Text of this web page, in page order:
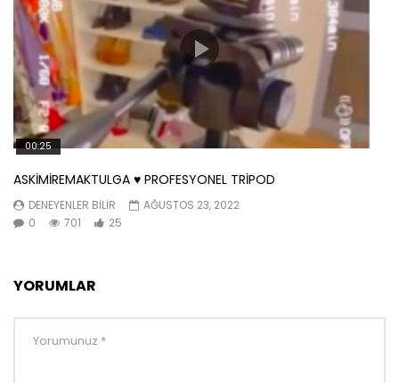
00:25
ASKİMİREMAKTULGA ♥️ PROFESYONEL TRİPOD
DENEYENLER BILIR
AĞUSTOS 23, 2022
0
701 25
YORUMLAR